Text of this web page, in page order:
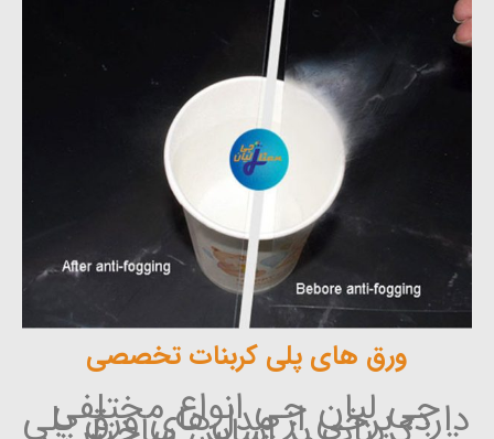
ورق های پلی کربنات تخصصی
جی لیان جی انواع مختلفی
دارد، برخی از مدل‌های ورق پلی